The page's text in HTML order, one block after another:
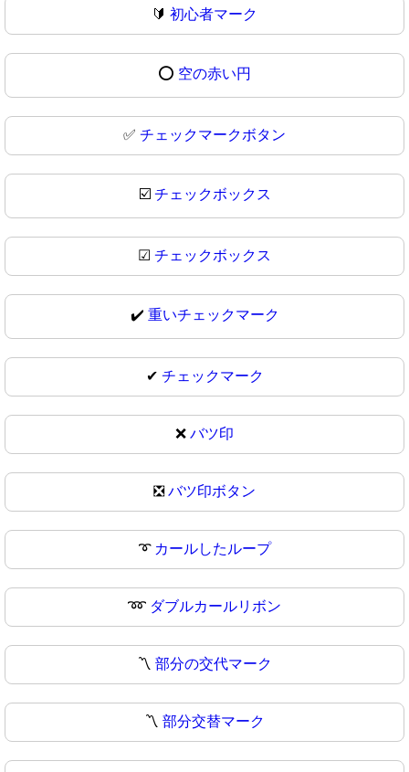
🔰 初心者マーク
⭕ 空の赤い円
✅ チェックマークボタン
☑️ チェックボックス
☑ チェックボックス
✔️ 重いチェックマーク
✔ チェックマーク
❌ バツ印
❎ バツ印ボタン
➰ カールしたループ
➿ ダブルカールリボン
〽️ 部分の交代マーク
〽 部分交替マーク